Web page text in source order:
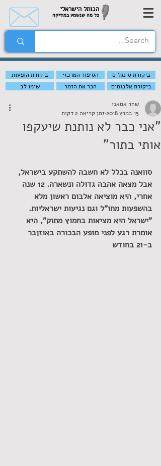
הכותל הישראלי
כל מה שנשמע במוזיקה
ביקורת הופעות הסיפור המרכזי
ביקורת סינגלים
שימו לב
הכר את הזמר ביקורת אלבומים
"אני כבר לא נותנת שיעקפו
אותי בתור"
שחר אמאנו
15 במרץ 2018
זמן קריאה 2 דקות
סוואנה בכלל לא חשבה להשתקע בישראל,
אבל מצאה אהבה גדולה ונשארה. 12 שנה
אחרי, היא מוציאה אלבום ראשון מלא
בהשפעות מחו"ל וגם נגיעות ישראליות.
"ישראל היא מציאות בחמוץ מתוק", היא
אומרת רגע לפני מופע הבכורה באוזןבר
ב-21 בחודש